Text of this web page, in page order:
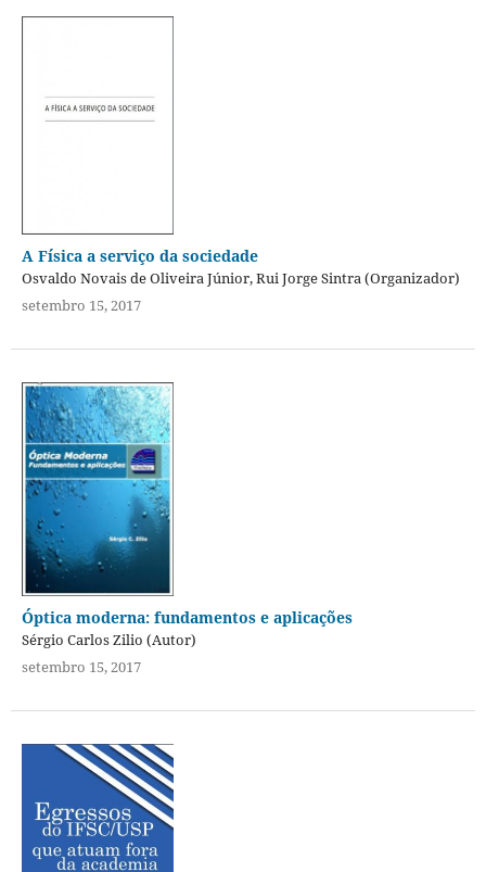
A Física a serviço da sociedade
Osvaldo Novais de Oliveira Júnior, Rui Jorge Sintra (Organizador)
setembro 15, 2017
Óptica moderna: fundamentos e aplicações
Sérgio Carlos Zilio (Autor)
setembro 15, 2017